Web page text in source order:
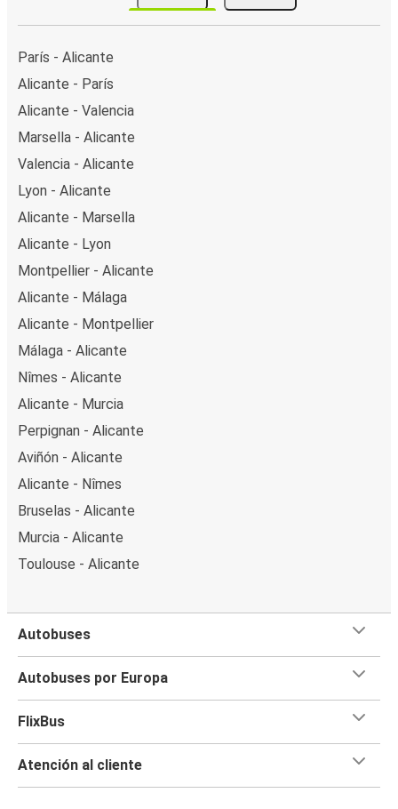
París - Alicante
Alicante - París
Alicante - Valencia
Marsella - Alicante
Valencia - Alicante
Lyon - Alicante
Alicante - Marsella
Alicante - Lyon
Montpellier - Alicante
Alicante - Málaga
Alicante - Montpellier
Málaga - Alicante
Nîmes - Alicante
Alicante - Murcia
Perpignan - Alicante
Aviñón - Alicante
Alicante - Nîmes
Bruselas - Alicante
Murcia - Alicante
Toulouse - Alicante
Autobuses
Autobuses por Europa
FlixBus
Atención al cliente